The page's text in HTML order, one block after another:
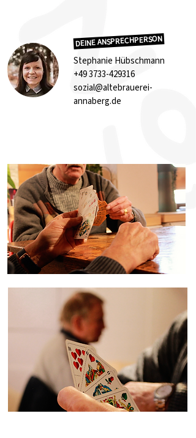
DEINE ANSPRECHPERSON
Stephanie Hübschmann
+49 3733-429316
sozial@altebrauerei-
annaberg.de